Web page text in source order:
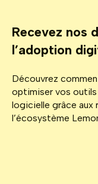
Recevez nos
l’adoption
Découvrez
optimiser vos
logicielle grâce aux
l’écosystème